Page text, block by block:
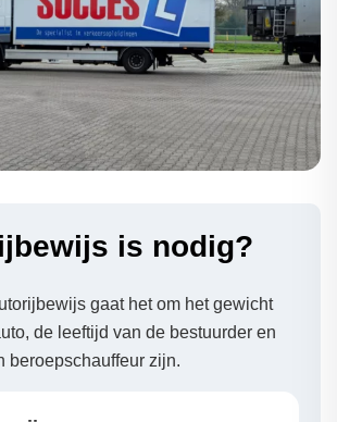
is nodig?
gaat het om het gewicht
de leeftijd van de bestuurder en
beroepschauffeur zijn.